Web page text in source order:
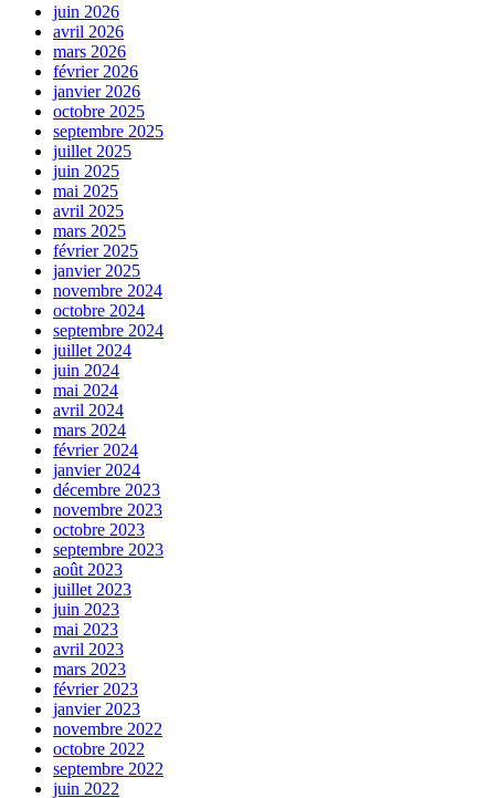
juin 2026
avril 2026
mars 2026
février 2026
janvier 2026
octobre 2025
septembre 2025
juillet 2025
juin 2025
mai 2025
avril 2025
mars 2025
février 2025
janvier 2025
novembre 2024
octobre 2024
septembre 2024
juillet 2024
juin 2024
mai 2024
avril 2024
mars 2024
février 2024
janvier 2024
décembre 2023
novembre 2023
octobre 2023
septembre 2023
août 2023
juillet 2023
juin 2023
mai 2023
avril 2023
mars 2023
février 2023
janvier 2023
novembre 2022
octobre 2022
septembre 2022
juin 2022